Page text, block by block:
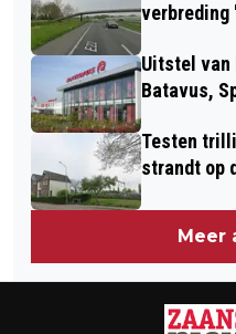
verbreding
Uitstel van
Batavus,
Testen
strandt op
Meer